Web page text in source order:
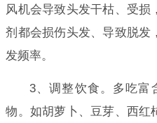
风机会导致头发干枯、受
剂都会损伤头发、导致脱发
发频率。
3、调整饮食。多吃富
物。如胡萝卜、豆芽、西红